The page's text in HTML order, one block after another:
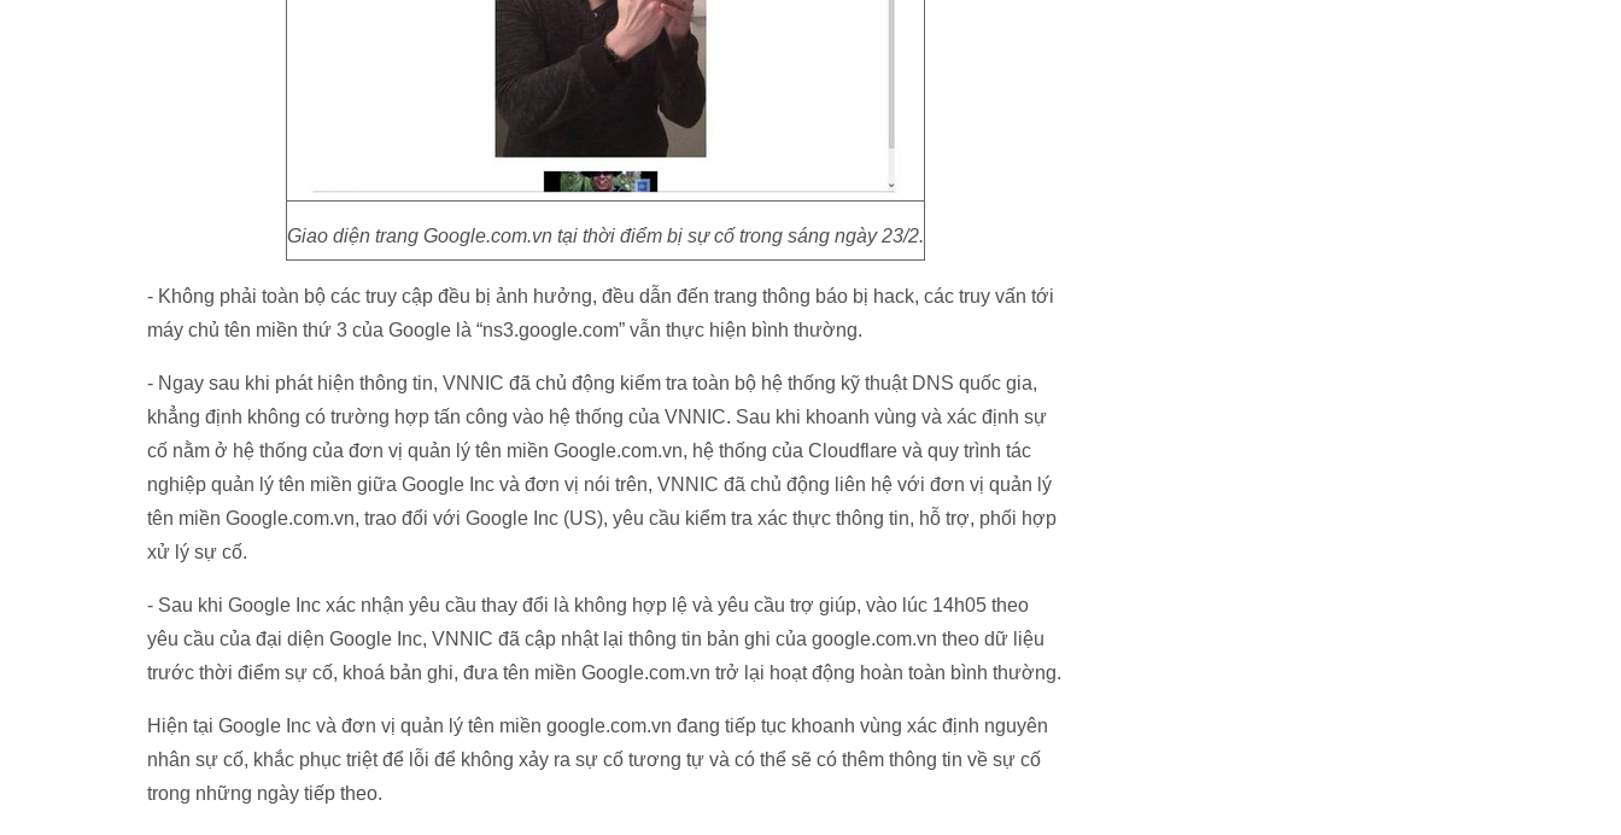
Giao diện trang Google.com.vn tại thời điểm bị sự cố trong sáng ngày 23/2.
- Không phải toàn bộ các truy cập đều bị ảnh hưởng, đều dẫn đến trang thông báo bị hack, các truy vấn tới
máy chủ tên miền thứ 3 của Google là “ns3.google.com” vẫn thực hiện bình thường.
- Ngay sau khi phát hiện thông tin, VNNIC đã chủ động kiểm tra toàn bộ hệ thống kỹ thuật DNS quốc gia,
khẳng định không có trường hợp tấn công vào hệ thống của VNNIC. Sau khi khoanh vùng và xác định sự
cố nằm ở hệ thống của đơn vị quản lý tên miền Google.com.vn, hệ thống của Cloudflare và quy trình tác
nghiệp quản lý tên miền giữa Google Inc và đơn vị nói trên, VNNIC đã chủ động liên hệ với đơn vị quản lý
tên miền Google.com.vn, trao đổi với Google Inc (US), yêu cầu kiểm tra xác thực thông tin, hỗ trợ, phối hợp
xử lý sự cố.
- Sau khi Google Inc xác nhận yêu cầu thay đổi là không hợp lệ và yêu cầu trợ giúp, vào lúc 14h05 theo
yêu cầu của đại diện Google Inc, VNNIC đã cập nhật lại thông tin bản ghi của google.com.vn theo dữ liệu
trước thời điểm sự cố, khoá bản ghi, đưa tên miền Google.com.vn trở lại hoạt động hoàn toàn bình thường.
Hiện tại Google Inc và đơn vị quản lý tên miền google.com.vn đang tiếp tục khoanh vùng xác định nguyên
nhân sự cố, khắc phục triệt để lỗi để không xảy ra sự cố tương tự và có thể sẽ có thêm thông tin về sự cố
trong những ngày tiếp theo.